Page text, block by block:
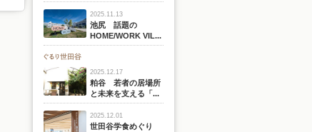
2025.11.13
池尻 話題の
HOME/WORK VIL...
2025.12.17
粕谷 若者の居場所
と未来を支える「...
2025.12.01
世田谷学食めぐり